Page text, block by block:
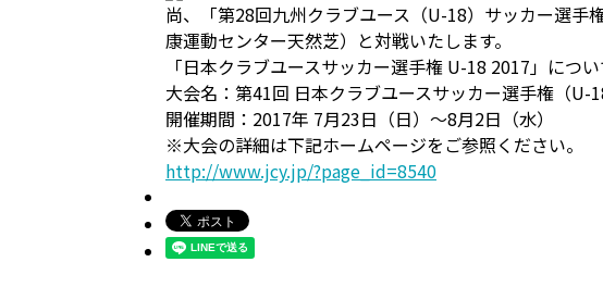
尚、「第28回九州クラブユース（U-18）サッカー選
康運動センター天然芝）と対戦いたします。
「日本クラブユースサッカー選手権 U-18 2017」につい
大会名：第41回 日本クラブユースサッカー選手権（U-
開催期間：2017年 7月23日（日）～8月2日（水）
※大会の詳細は下記ホームページをご参照ください。
http://www.jcy.jp/?page_id=8540